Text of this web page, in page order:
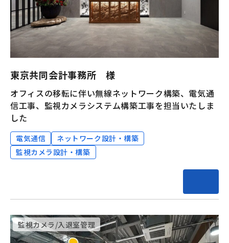
東京共同会計事務所 様
オフィスの移転に伴い無線ネットワーク構築、電気通
信工事、監視カメラシステム構築工事を担当いたしま
した
電気通信
ネットワーク設計・構築
監視カメラ設計・構築
監視カメラ/入退室管理